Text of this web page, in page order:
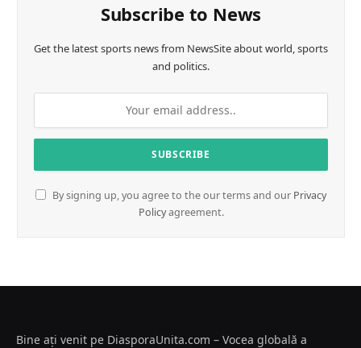
Subscribe to News
Get the latest sports news from NewsSite about world, sports
and politics.
By signing up, you agree to the our terms and our Privacy
Policyagreement.
Bine ați venit pe DiasporaUnita.com – Vocea globală a